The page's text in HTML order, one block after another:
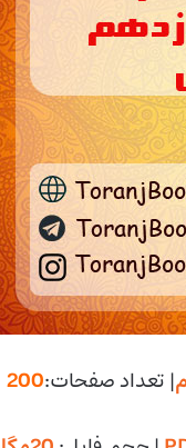
| تعداد صفحات:200